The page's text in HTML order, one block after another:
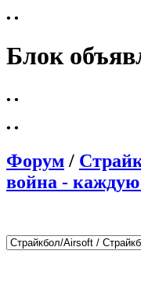
• •
Блок
• •
• •
Форум /
война - каждую